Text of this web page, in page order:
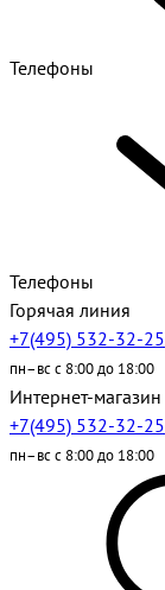
Телефоны
Телефоны
Горячая линия
+7(495) 532-32-25
пн–вс с 8:00 до 18:00
Интернет-магазин
+7(495) 532-32-25
пн–вс с 8:00 до 18:00